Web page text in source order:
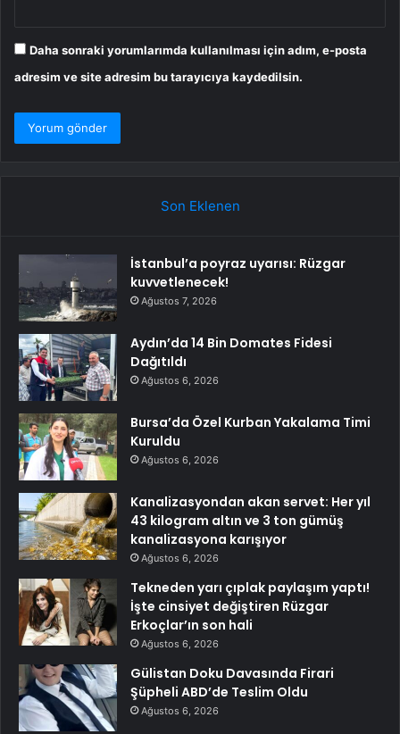
Daha sonraki yorumlarımda kullanılması için adım, e-posta
adresim ve site adresim bu tarayıcıya kaydedilsin.
Son Eklenen
İstanbul’a poyraz uyarısı: Rüzgar
kuvvetlenecek!
Ağustos 7, 2026
Aydın’da 14 Bin Domates Fidesi
Dağıtıldı
Ağustos 6, 2026
Bursa’da Özel Kurban Yakalama Timi
Kuruldu
Ağustos 6, 2026
Kanalizasyondan akan servet: Her yıl
43 kilogram altın ve 3 ton gümüş
kanalizasyona karışıyor
Ağustos 6, 2026
Tekneden yarı çıplak paylaşım yaptı!
İşte cinsiyet değiştiren Rüzgar
Erkoçlar’ın son hali
Ağustos 6, 2026
Gülistan Doku Davasında Firari
Şüpheli ABD’de Teslim Oldu
Ağustos 6, 2026